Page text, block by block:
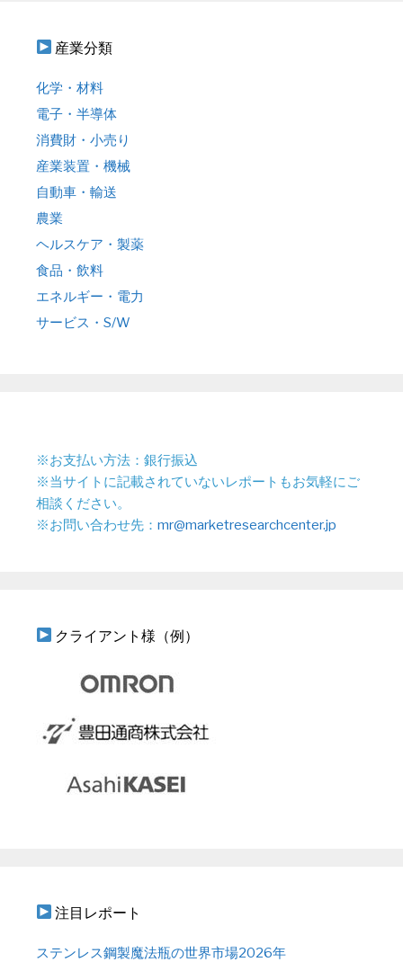
産業分類
化学・材料
電子・半導体
消費財・小売り
産業装置・機械
自動車・輸送
農業
ヘルスケア・製薬
食品・飲料
エネルギー・電力
サービス・S/W
※お支払い方法：銀行振込
※当サイトに記載されていないレポートもお気軽にご
相談ください。
※お問い合わせ先： mr@marketresearchcenter.jp
クライアント様（例）
注目レポート
ステンレス鋼製魔法瓶の世界市場2026年